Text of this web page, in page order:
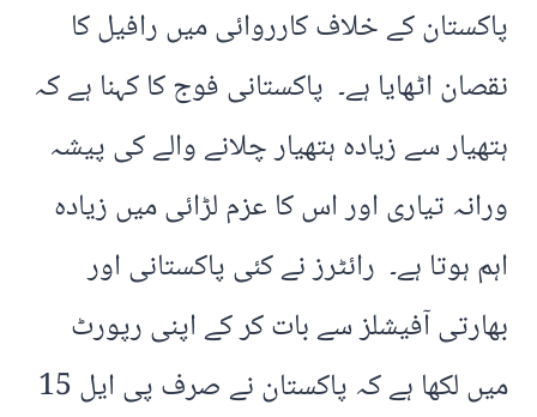
پاکستان کے خلاف کارروائی میں رافیل کا
نقصان اٹھایا ہے۔ پاکستانی فوج کا کہنا ہے کہ
ہتھیار سے زیادہ ہتھیار چلانے والے کی پیشہ
ورانہ تیاری اور اس کا عزم لڑائی میں زیادہ
اہم ہوتا ہے۔ رائٹرز نے کئی پاکستانی اور
بھارتی آفیشلز سے بات کر کے اپنی رپورٹ
میں لکھا ہے کہ پاکستان نے صرف پی ایل 15